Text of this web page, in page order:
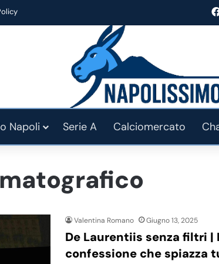
Napoli Serie A Calciomercato
Valentina Romano Giugno 13, 2025
De Laurentiis senza filtri |
confessione che spiazza